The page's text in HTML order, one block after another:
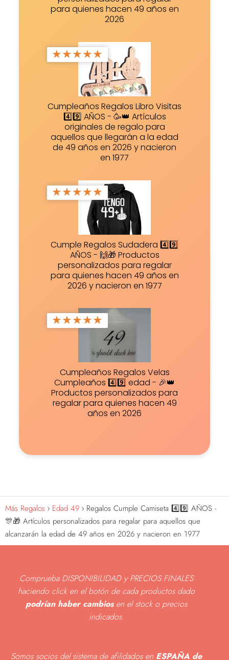
para quienes hacen 49 años en
2026
★★★★★
Cumpleaños Regalos Libro Visitas
4️⃣9️⃣ AÑOS - 🥳👑 Artículos
originales de regalo para
aquellos que llegarán a la edad
de 49 años en 2026 y nacieron
en 1977
★★★★★
Cumple Regalos Sudadera 4️⃣9️⃣
AÑOS - 🙌🎁 Productos
personalizados para regalar
para quienes hacen 49 años en
2026 y nacieron en 1977
★★★★★
Cumpleaños Regalos Velas
Cumpleaños 4️⃣9️⃣ edad - 🎉👑
Productos personalizados para
regalar para quienes hacen 49
años en 2026
Más Regalos Edad 49
Regalos Cumple Camiseta 4️⃣9️⃣ AÑOS -
🎊🎁 Artículos personalizados para regalar para aquellos que
alcanzarán la edad de 49 años en 2026 y nacieron en 1977
Comprueba DISPONIBILIDAD y PRECIOS FINALES
haciendo click en el botón de cada productos dado
podrían haber cambiosen el stock o precios
indicados.
Somos socios del sistema de afilidados en ESPAÑA de